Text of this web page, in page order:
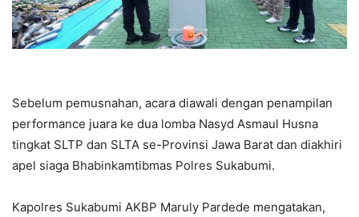
Sebelum pemusnahan, acara diawali dengan penampilan
performance juara ke dua lomba Nasyd Asmaul Husna
tingkat SLTP dan SLTA se-Provinsi Jawa Barat dan diakhiri
apel siaga Bhabinkamtibmas Polres Sukabumi.
Kapolres Sukabumi AKBP Maruly Pardede mengatakan,